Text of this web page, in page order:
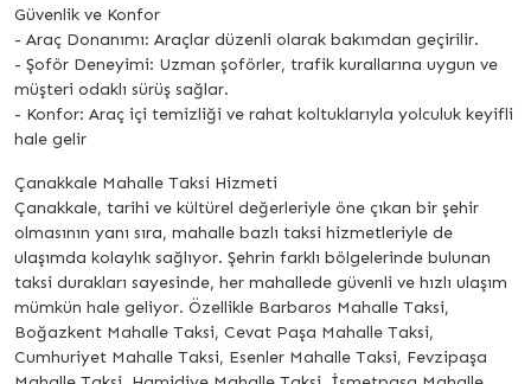
Güvenlik ve Konfor
- Araç Donanımı: Araçlar düzenli olarak bakımdan geçirilir.
- Şoför Deneyimi: Uzman şoförler, trafik kurallarına uygun ve
müşteri odaklı sürüş sağlar.
- Konfor: Araç içi temizliği ve rahat koltuklarıyla yolculuk keyifli
hale gelir
Çanakkale Mahalle Taksi Hizmeti
Çanakkale, tarihi ve kültürel değerleriyle öne çıkan bir şehir
olmasının yanı sıra, mahalle bazlı taksi hizmetleriyle de
ulaşımda kolaylık sağlıyor. Şehrin farklı bölgelerinde bulunan
taksi durakları sayesinde, her mahallede güvenli ve hızlı ulaşım
mümkün hale geliyor. Özellikle Barbaros Mahalle Taksi,
Boğazkent Mahalle Taksi, Cevat Paşa Mahalle Taksi,
Cumhuriyet Mahalle Taksi, Esenler Mahalle Taksi, Fevzipaşa